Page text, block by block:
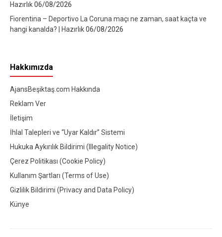
Hazırlık06/08/2026
Fiorentina – Deportivo La Coruna maçı ne zaman, saat kaçta ve
hangi kanalda? | Hazırlık06/08/2026
Hakkımızda
AjansBeşiktaş.com Hakkında
Reklam Ver
İletişim
İhlal Talepleri ve “Uyar Kaldır” Sistemi
Hukuka Aykırılık Bildirimi (Illegality Notice)
Çerez Politikası (Cookie Policy)
Kullanım Şartları (Terms of Use)
Gizlilik Bildirimi (Privacy and Data Policy)
Künye